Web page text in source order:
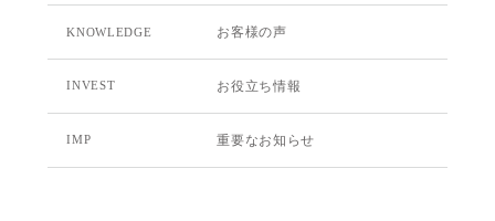
KNOWLEDGE お客様の声
INVEST お役立ち情報
IMP 重要なお知らせ